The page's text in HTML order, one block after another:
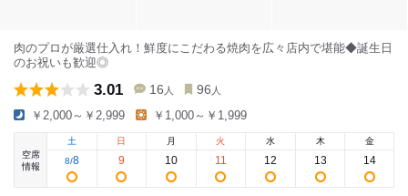
肉のプロが厳選仕入れ！鮮度にこだわる焼肉を広々店内で堪能◆誕生日
のお祝いも歓迎◎
3.01 16 人 96 人
￥2,000～￥2,999 ￥1,000～￥1,999
空席
情報
土
8/8
日
9
月
10
火
11
水
12
木
13
金
14